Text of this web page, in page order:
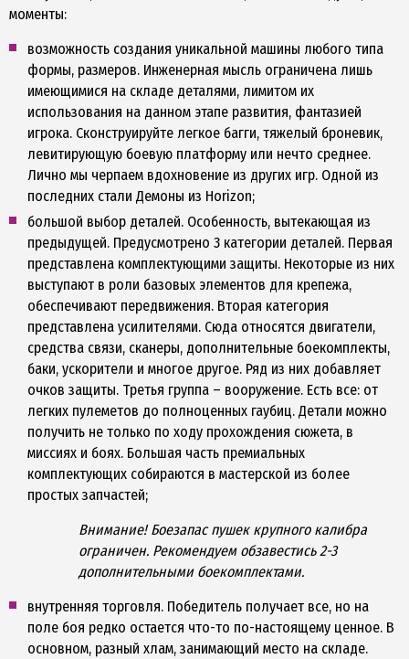
моменты:
возможность создания уникальной машины любого типа
формы, размеров. Инженерная мысль ограничена лишь
имеющимися на складе деталями, лимитом их
использования на данном этапе развития, фантазией
игрока. Сконструируйте легкое багги, тяжелый броневик,
левитирующую боевую платформу или нечто среднее.
Лично мы черпаем вдохновение из других игр. Одной из
последних стали Демоны из Horizon;
большой выбор деталей. Особенность, вытекающая из
предыдущей. Предусмотрено 3 категории деталей. Первая
представлена комплектующими защиты. Некоторые из них
выступают в роли базовых элементов для крепежа,
обеспечивают передвижения. Вторая категория
представлена усилителями. Сюда относятся двигатели,
средства связи, сканеры, дополнительные боекомплекты,
баки, ускорители и многое другое. Ряд из них добавляет
очков защиты. Третья группа – вооружение. Есть все: от
легких пулеметов до полноценных гаубиц. Детали можно
получить не только по ходу прохождения сюжета, в
миссиях и боях. Большая часть премиальных
комплектующих собираются в мастерской из более
простых запчастей;
Внимание! Боезапас пушек крупного калибра
ограничен. Рекомендуем обзавестись 2-3
дополнительными боекомплектами.
внутренняя торговля. Победитель получает все, но на
поле боя редко остается что-то по-настоящему ценное. В
основном, разный хлам, занимающий место на складе.